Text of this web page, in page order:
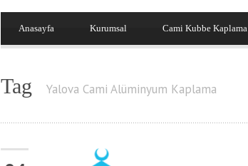
Anasayfa Kurumsal Cami Kubbe Kaplama
Tag Yalova Cami Alüminyum Kaplama